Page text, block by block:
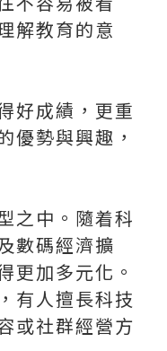
解教育的意
好成績，更重
優勢與興趣，
之中。隨着科
數碼經濟擴
更加多元化。
有人擅長科技
或社群經營方